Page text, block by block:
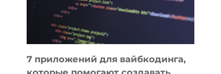
7 приложений для вайбкодинга,